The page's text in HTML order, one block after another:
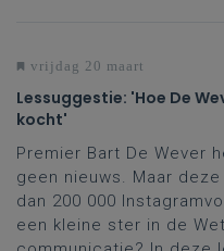
vrijdag 20 maart
Lessuggestie: 'Hoe De
kocht'
Premier Bart De Wever
geen nieuws. Maar
dan 200 000
een kleine ster in de